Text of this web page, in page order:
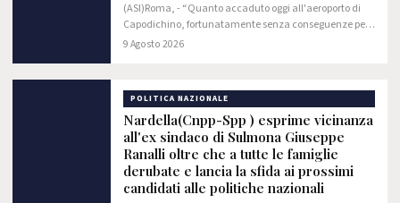
(ASI)Roma, - “Quanto accaduto oggi all'aeroporto di
Capodichino, fortunatamente senza conseguenze per i
passeggeri, merita innanzitutto che siano accertate
9 Agosto 2026
POLITICA NAZIONALE
Nardella(Cnpp-Spp ) esprime vicinanza
all'ex sindaco di Sulmona Giuseppe
Ranalli oltre che a tutte le famiglie
derubate e lancia la sfida ai prossimi
candidati alle politiche nazionali